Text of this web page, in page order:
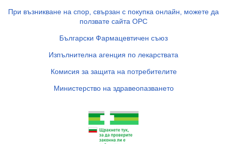
При възникване на спор, свързан с покупка онлайн, можете да
ползвате сайта ОРС
Български Фармацевтичен съюз
Изпълнителна агенция по лекарствата
Комисия за защита на потребителите
Министерство на здравеопазването